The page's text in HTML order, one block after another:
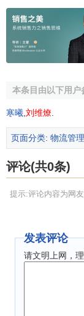
本条目由以下用户
寒曦 刘维燎
页面分类: 物流管
评论(共0条)
提示:评论内容为网
发表评论
请文明上网，